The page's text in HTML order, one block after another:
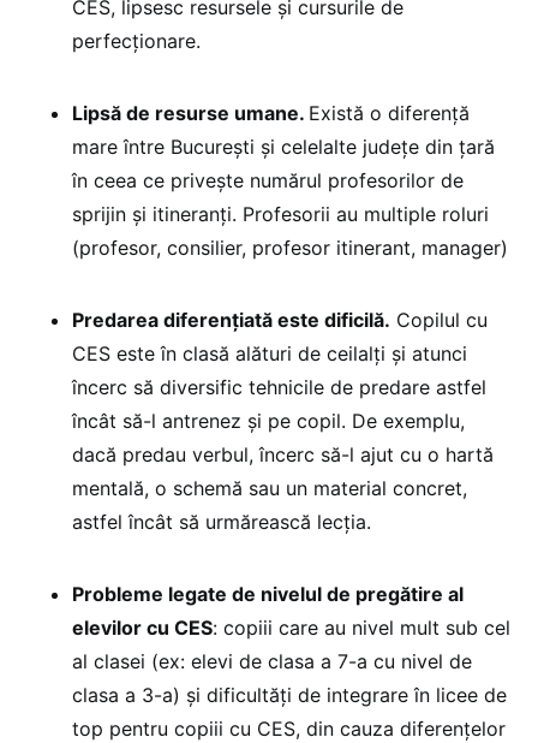
CES, lipsesc resursele și cursurile de
perfecționare.
Lipsă de resurse umane. Există o diferență
mare între București și celelalte județe din țară
în ceea ce privește numărul profesorilor de
sprijin și itineranți. Profesorii au multiple roluri
(profesor, consilier, profesor itinerant, manager)
Predarea diferențiată este dificilă. Copilul cu
CES este în clasă alături de ceilalți și atunci
încerc să diversific tehnicile de predare astfel
încât să-l antrenez și pe copil. De exemplu,
dacă predau verbul, încerc să-l ajut cu o hartă
mentală, o schemă sau un material concret,
astfel încât să urmărească lecția.
Probleme legate de nivelul de pregătire al
elevilor cu CES: copiii care au nivel mult sub cel
al clasei (ex: elevi de clasa a 7-a cu nivel de
clasa a 3-a) și dificultăți de integrare în licee de
top pentru copiii cu CES, din cauza diferențelor